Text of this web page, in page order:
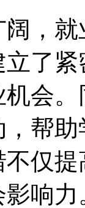
，
了
会
帮
仅
响力